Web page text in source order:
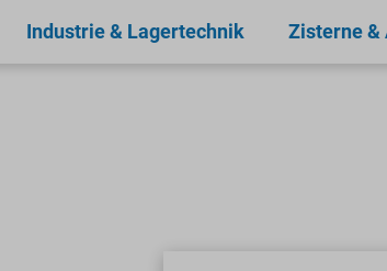
Industrie & Lagertechnik Zisterne &